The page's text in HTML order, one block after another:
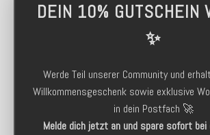
DEIN 10% GUTSCHEIN
✨
Werde Teil unserer Community und
Willkommensgeschenk sowie exklusive
in dein Postfach 🚀
Melde dich jetzt an und spare sofort